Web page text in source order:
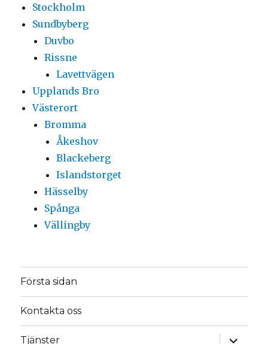
Stockholm
Sundbyberg
Duvbo
Rissne
Lavettvägen
Upplands Bro
Västerort
Bromma
Åkeshov
Blackeberg
Islandstorget
Hässelby
Spånga
Vällingby
Första sidan
Kontakta oss
Tjänster